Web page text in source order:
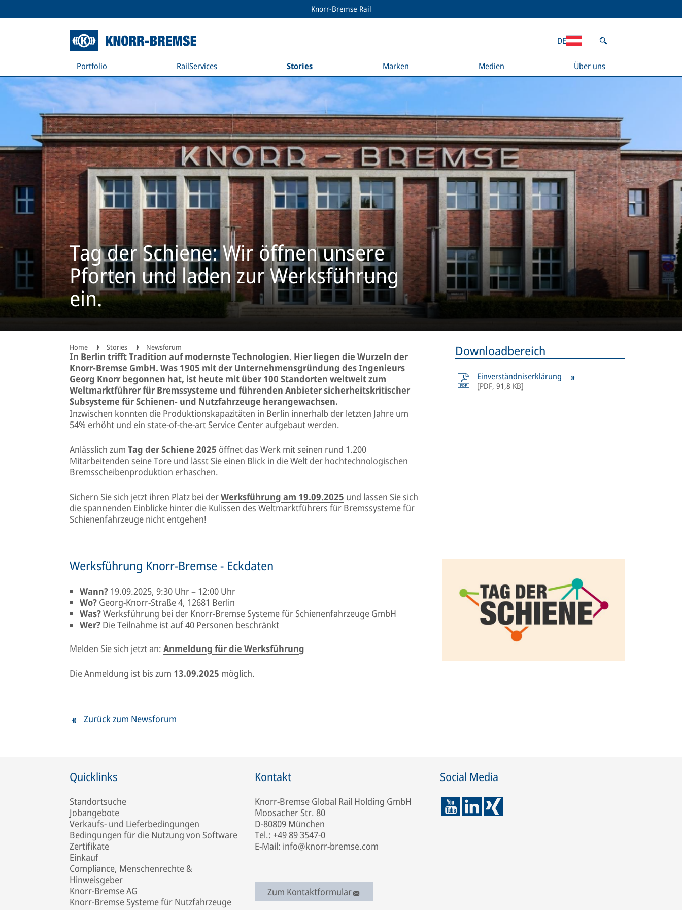
Knorr-Bremse Rail
Portfolio RailServices Stories Marken Medien Über uns
DE
Tag der Schiene: Wir öffnen unsere
Pforten und laden zur Werksführung
ein.
Home Stories Newsforum
In Berlin trifft Tradition auf modernste Technologien. Hier liegen die Wurzeln der
Knorr-Bremse GmbH. Was 1905 mit der Unternehmensgründung des Ingenieurs
Georg Knorr begonnen hat, ist heute mit über 100 Standorten weltweit zum
Weltmarktführer für Bremssysteme und führenden Anbieter sicherheitskritischer
Subsysteme für Schienen- und Nutzfahrzeuge herangewachsen.
Inzwischen konnten die Produktionskapazitäten in Berlin innerhalb der letzten Jahre um
54% erhöht und ein state-of-the-art Service Center aufgebaut werden.
Anlässlich zum Tag der Schiene 2025 öffnet das Werk mit seinen rund 1.200
Mitarbeitenden seine Tore und lässt Sie einen Blick in die Welt der hochtechnologischen
Bremsscheibenproduktion erhaschen.
Sichern Sie sich jetzt ihren Platz bei derWerksführung am 19.09.2025 und lassen Sie sich
die spannenden Einblicke hinter die Kulissen des Weltmarktführers für Bremssysteme für
Schienenfahrzeuge nicht entgehen!
Downloadbereich
Einverständniserklärung
[PDF, 91,8 KB]
Werksführung Knorr-Bremse - Eckdaten
Wann? 19.09.2025, 9:30 Uhr – 12:00 Uhr
Wo? Georg-Knorr-Straße 4, 12681 Berlin
Was?Werksführung bei der Knorr-Bremse Systeme für Schienenfahrzeuge GmbH
Wer? Die Teilnahme ist auf 40 Personen beschränkt
Melden Sie sich jetzt an: Anmeldung für die Werksführung
Die Anmeldung ist bis zum 13.09.2025 möglich.
Zurück zum Newsforum
Quicklinks
Standortsuche
Jobangebote
Verkaufs- und Lieferbedingungen
Bedingungen für die Nutzung von Software
Zertifikate
Einkauf
Compliance, Menschenrechte &
Hinweisgeber
Knorr-Bremse AG
Knorr-Bremse Systeme für Nutzfahrzeuge
Kontakt
Knorr-Bremse Global Rail Holding GmbH
Moosacher Str. 80
D-80809 München
Tel.: +49 89 3547-0
E-Mail: info@knorr-bremse.com
Zum Kontaktformular
Social Media